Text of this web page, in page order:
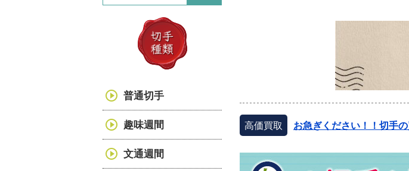
高価買取 お急ぎください！！切手
普通切手
趣味週間
文通週間